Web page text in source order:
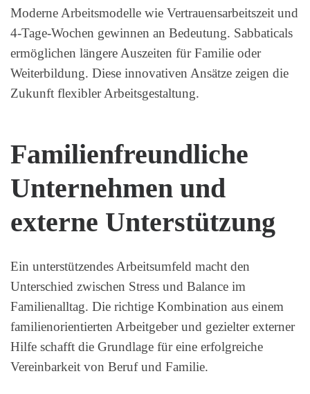
Moderne Arbeitsmodelle wie Vertrauensarbeitszeit und
4-Tage-Wochen gewinnen an Bedeutung. Sabbaticals
ermöglichen längere Auszeiten für Familie oder
Weiterbildung. Diese innovativen Ansätze zeigen die
Zukunft flexibler Arbeitsgestaltung.
Familienfreundliche
Unternehmen und
externe Unterstützung
Ein unterstützendes Arbeitsumfeld macht den
Unterschied zwischen Stress und Balance im
Familienalltag. Die richtige Kombination aus einem
familienorientierten Arbeitgeber und gezielter externer
Hilfe schafft die Grundlage für eine erfolgreiche
Vereinbarkeit von Beruf und Familie.